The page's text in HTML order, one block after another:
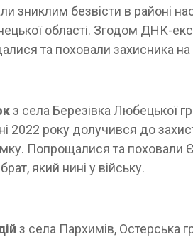
зниклим безвісти в районі
області. Згодом ДНК-
та поховали захисника
з села Березівка Любецької
2022 року долучився до
Попрощалися та поховали
який нині у війську.
з села Пархимів, Остерська